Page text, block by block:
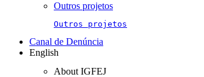
Outros projetos
Outros projetos
Canal de Denúncia
English
About IGFEJ